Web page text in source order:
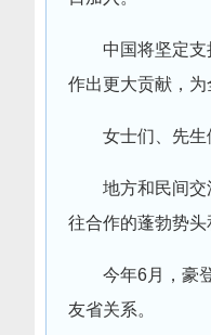
中国将坚定
作出更大贡献，为
女士们、先生
地方和民间
往合作的蓬勃势头
今年6月，豪
友省关系。